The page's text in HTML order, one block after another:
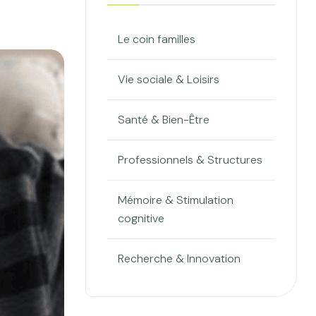
Le coin familles
Vie sociale & Loisirs
Santé & Bien-Être
Professionnels & Structures
Mémoire & Stimulation
cognitive
Recherche & Innovation